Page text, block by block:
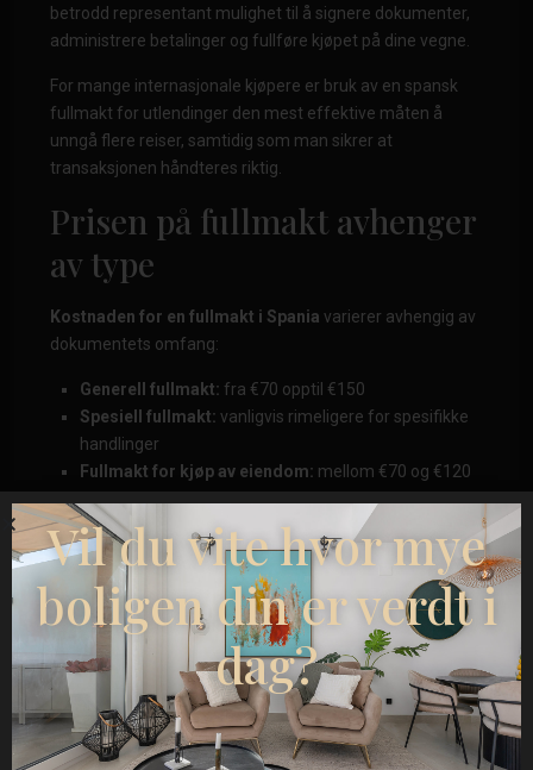
betrodd representant mulighet til å signere dokumenter,
administrere betalinger og fullføre kjøpet på dine vegne.
For mange internasjonale kjøpere er bruk av en spansk
fullmakt for utlendinger den mest effektive måten å
unngå flere reiser, samtidig som man sikrer at
transaksjonen håndteres riktig.
Prisen på fullmakt avhenger
av type
Kostnaden for en fullmakt i Spania varierer avhengig av
dokumentets omfang:
Generell fullmakt: fra €70 opptil €150
Spesiell fullmakt: vanligvis rimeligere for spesifikke
handlinger
Fullmakt for kjøp av eiendom: mellom €70 og €120
100
Fullmakt for arv:mellom €70–110
Fullmakt for flere parter:fra €50, med tillegg per
person
Jo bredere fullmakt som gis, desto høyere blir kostnaden.
Ytterligere kostnader å
vurdere
Vil du vite hvor mye
boligen din er verdt i
dag?